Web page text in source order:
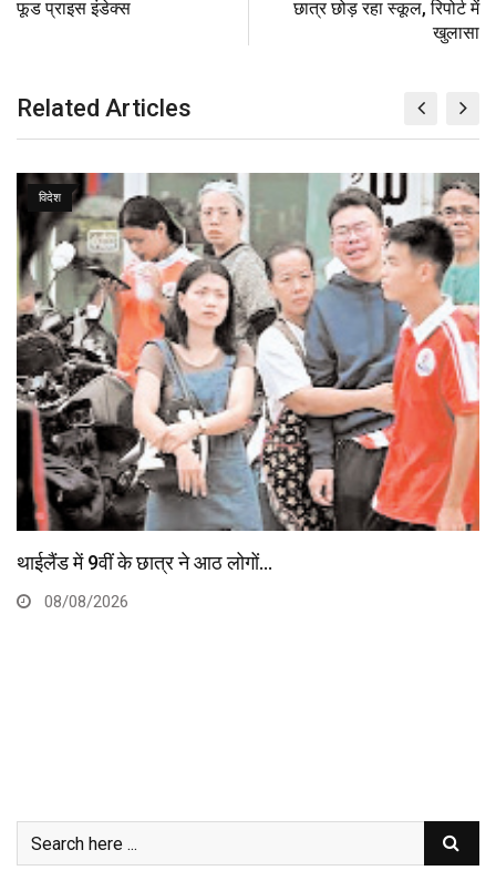
o
a
फूड प्राइस इंडेक्स
छात्र छोड़ रहा स्कूल, रिपोर्ट में
खुलासा
Related Articles
विदेश